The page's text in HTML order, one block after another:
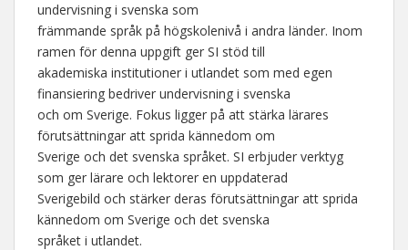
undervisning i svenska som
främmande språk på högskolenivå i andra länder. Inom
ramen för denna uppgift ger SI stöd till
akademiska institutioner i utlandet som med egen
finansiering bedriver undervisning i svenska
och om Sverige. Fokus ligger på att stärka lärares
förutsättningar att sprida kännedom om
Sverige och det svenska språket. SI erbjuder verktyg
som ger lärare och lektorer en uppdaterad
Sverigebild och stärker deras förutsättningar att sprida
kännedom om Sverige och det svenska
språket i utlandet.